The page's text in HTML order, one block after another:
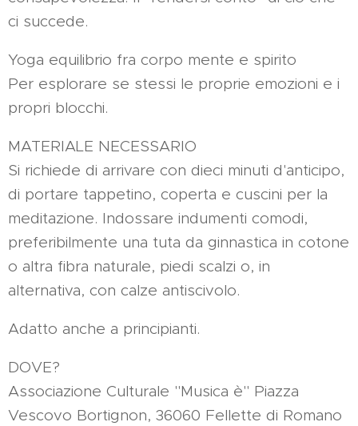
ci succede.
Yoga equilibrio fra corpo mente e spirito
Per esplorare se stessi le proprie emozioni e i
propri blocchi.
MATERIALE NECESSARIO
Si richiede di arrivare con dieci minuti d'anticipo,
di portare tappetino, coperta e cuscini per la
meditazione. Indossare indumenti comodi,
preferibilmente una tuta da ginnastica in cotone
o altra fibra naturale, piedi scalzi o, in
alternativa, con calze antiscivolo.
Adatto anche a principianti.
DOVE?
Associazione Culturale "Musica è" Piazza
Vescovo Bortignon, 36060 Fellette di Romano